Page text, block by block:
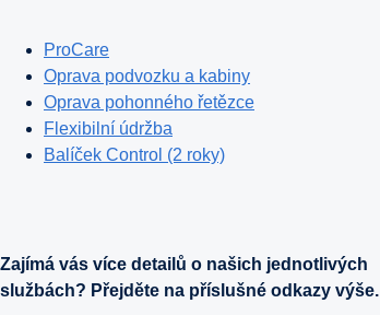
ProCare
Oprava podvozku a kabiny
Oprava pohonného řetězce
Flexibilní údržba
Balíček Control (2 roky)
Zajímá vás více detailů o našich jednotlivých
službách? Přejděte na příslušné odkazy výše.